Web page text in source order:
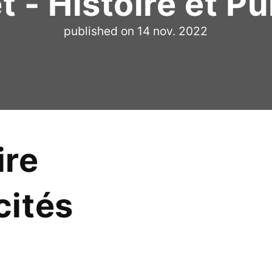
published on 14 nov. 2022